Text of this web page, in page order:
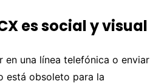
es social y visual
en una línea telefónica o enviar
está obsoleto para la